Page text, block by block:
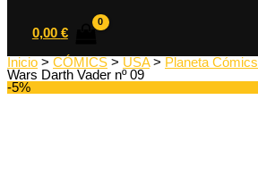
0,00 €
Inicio > CÓMICS > USA> Planeta Cómics
Wars Darth Vader nº 09
-5%